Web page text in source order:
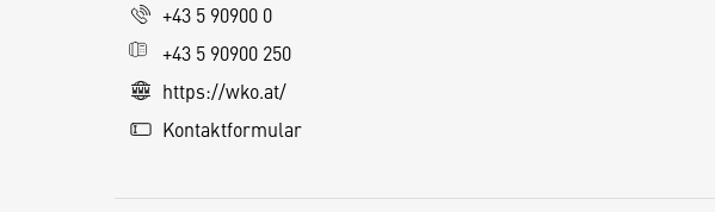
+43 5 90900 0
+43 5 90900 250
https://wko.at/
Kontaktformular